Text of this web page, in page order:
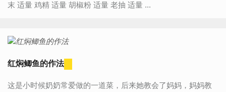
末 适量 鸡精 适量 胡椒粉 适量 老抽 适量 ...
红焖鲫鱼的作法
这是小时候奶奶常爱做的一道菜，后来她教会了妈妈，妈妈教